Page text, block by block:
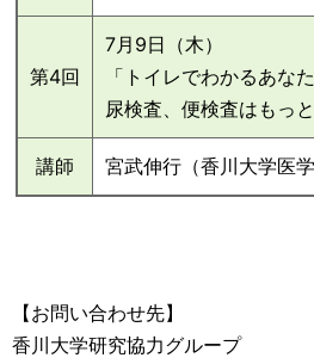
第4回
7月9日（木）
「トイレでわかるあな
尿検査、便検査はもっ
講師 宮武伸行（香川大学医学
【お問い合わせ先】
香川大学研究協力グループ